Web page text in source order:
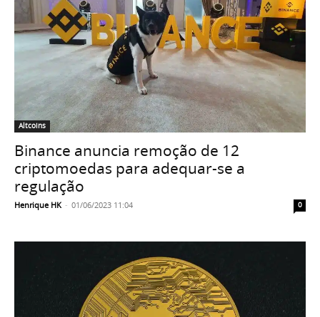
Altcoins
Binance anuncia remoção de 12
criptomoedas para adequar-se a
regulação
Henrique HK - 01/06/2023 11:04 0